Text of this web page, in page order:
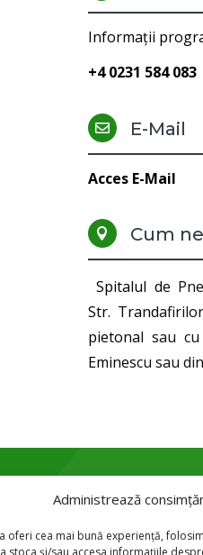
Administrează
oferi cea mai bună experiență,
stoca și/sau accesa informațiile
Informații
+4 0231 584 083
 E-Mail
Acces E-Mail
 Cum
Spitalul de
Str.
pietonal sau
Eminescu sau